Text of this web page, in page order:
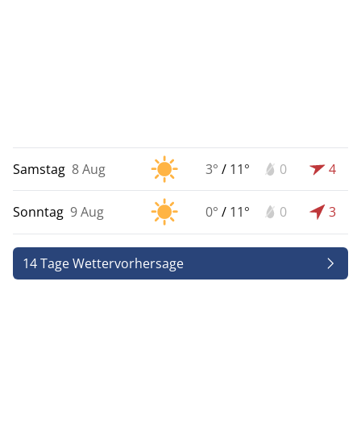
Samstag 8 Aug 3° / 11° 0 4
Sonntag 9 Aug 0° / 11° 0 3
14 Tage Wettervorhersage